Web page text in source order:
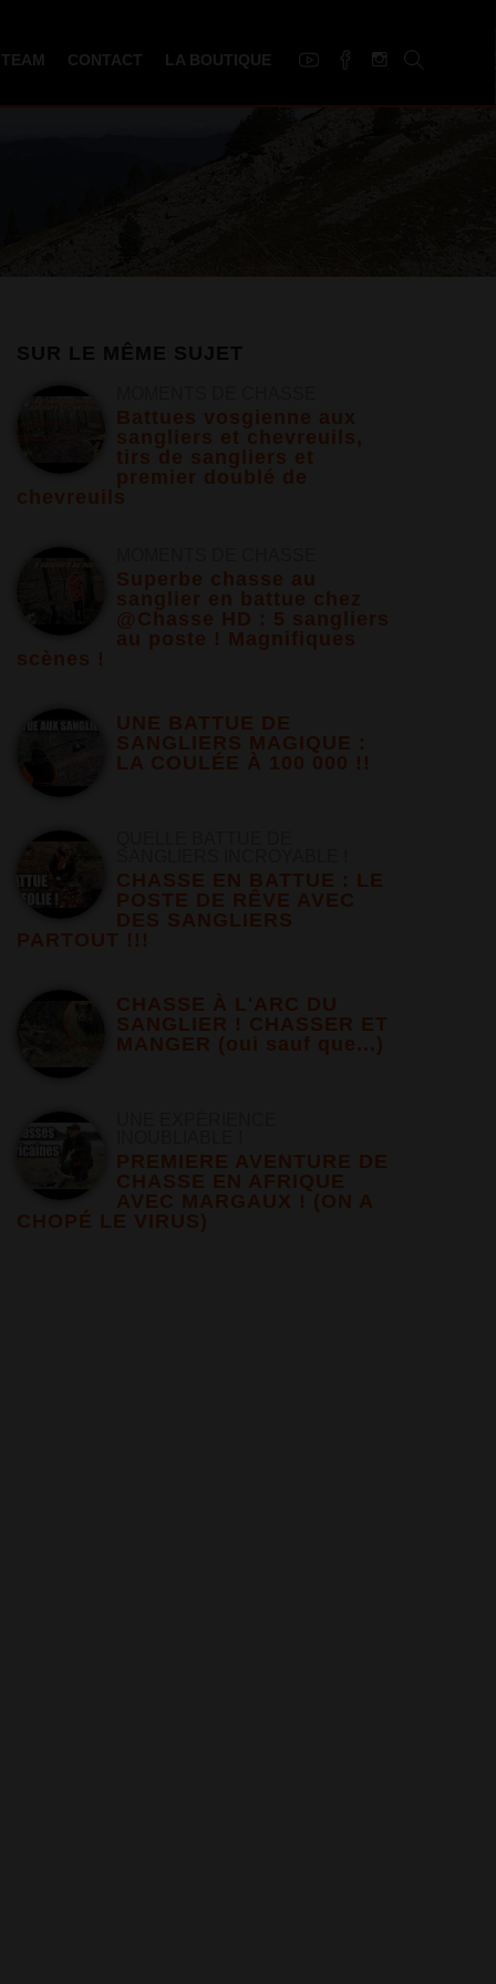
CONTACT LA BOUTIQUE
Battues vosgienne aux
sangliers et chevreuils,
tirs de sangliers et
premier doublé de
chevreuils
Superbe chasse au
sanglier en battue chez
@Chasse HD : 5 sangliers
au poste ! Magnifiques
scènes !
UNE BATTUE DE
SANGLIERS MAGIQUE :
LA COULÉE À 100 000 !!
CHASSE EN BATTUE : LE
POSTE DE RÊVE AVEC
DES SANGLIERS
PARTOUT !!!
CHASSE À L'ARC DU
SANGLIER ! CHASSER ET
MANGER (oui sauf que...)
PREMIERE AVENTURE DE
CHASSE EN AFRIQUE
AVEC MARGAUX ! (ON A
CHOPÉ LE VIRUS)